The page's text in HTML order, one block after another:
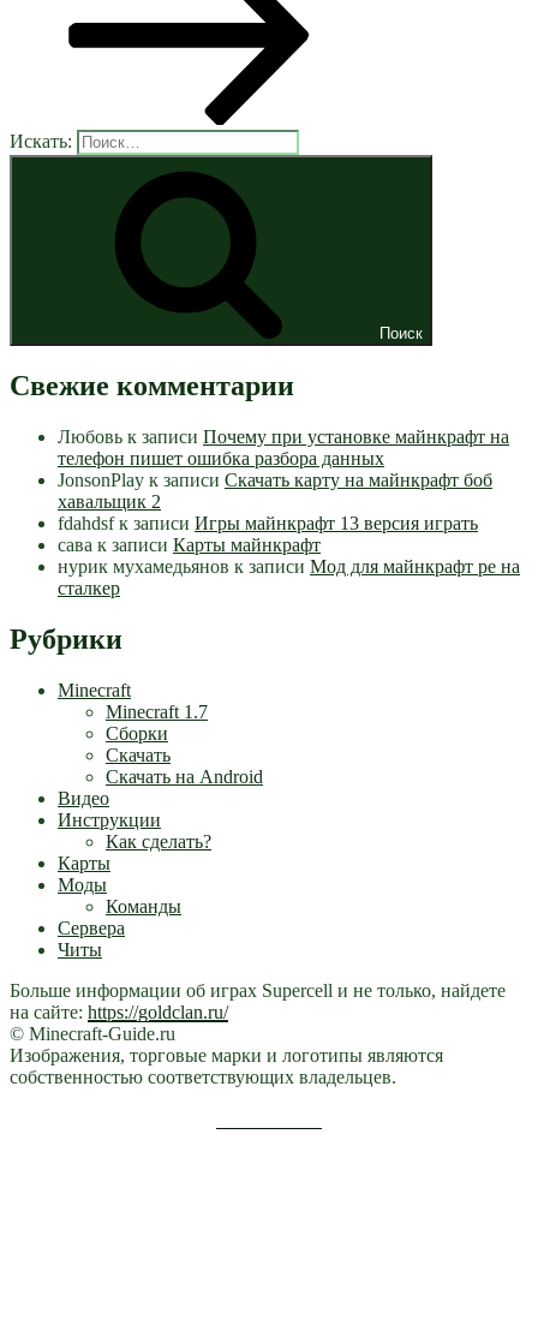
Искать:
Поиск
Свежие комментарии
Любовь к записи Почему при установке майнкрафт на
телефон пишет ошибка разбора данных
JonsonPlay к записи Скачать карту на майнкрафт боб
хавальщик 2
fdahdsfк записи Игры майнкрафт 13 версия играть
сава к записи Карты майнкрафт
нурик мухамедьянов к записи Мод для майнкрафт pe на
сталкер
Рубрики
Minecraft
Minecraft 1.7
Сборки
Скачать
Скачать на Android
Видео
Инструкции
Как сделать?
Карты
Моды
Команды
Сервера
Читы
Больше информации об играх Supercell и не только, найдете
на сайте: https://goldclan.ru/
© Minecraft-Guide.ru
Изображения, торговые марки и логотипы являются
собственностью соответствующих владельцев.